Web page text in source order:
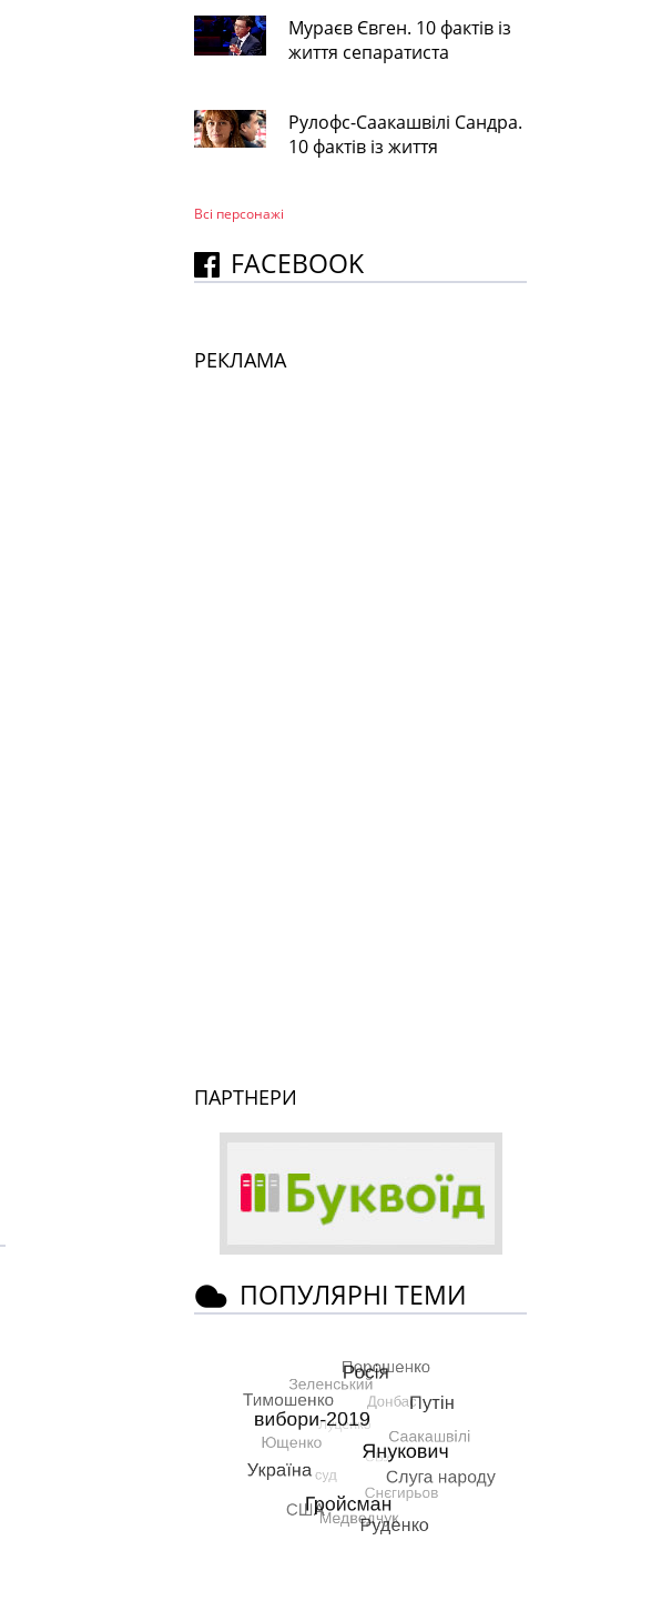
Мураєв Євген. 10 фактів із
життя сепаратиста
Рулофс-Саакашвілі Сандра.
10 фактів із життя
Всі персонажi
FACEBOOK
РЕКЛАМА
ПАРТНЕРИ
ПОПУЛЯРНІ ТЕМИ